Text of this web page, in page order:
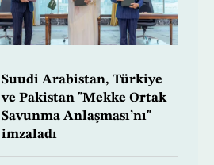
Suudi Arabistan, Türkiye
ve Pakistan "Mekke Ortak
Savunma Anlaşması’nı"
imzaladı